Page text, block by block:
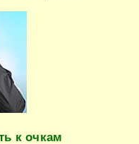
к очкам